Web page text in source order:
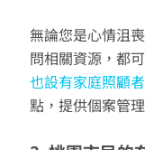
無論您是心情沮
問相關資源，都
也設有家庭照顧
點，提供個案管